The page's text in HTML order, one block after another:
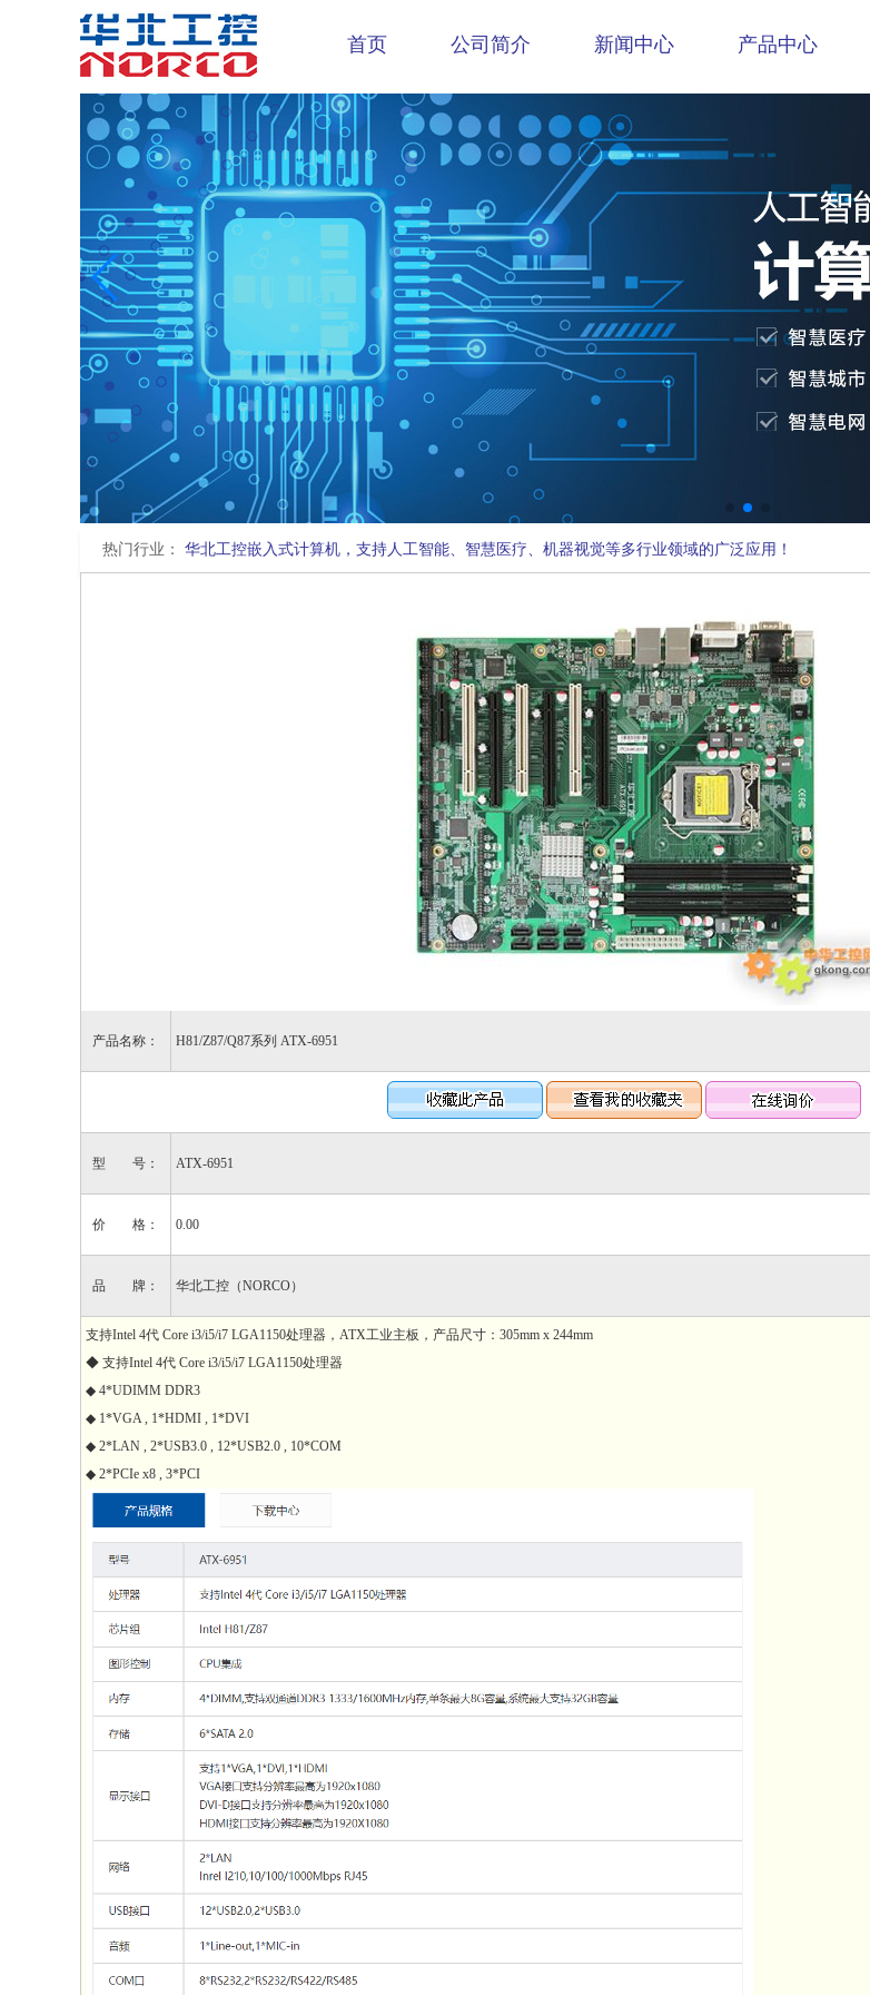
首页 公司简介 新闻中心 产品中心
热门行业： 华北工控嵌入式计算机，支持人工智能、智慧医疗、机器视觉等多行业领域的广泛应用！
产品名称： H81/Z87/Q87系列 ATX-6951
型 号： ATX-6951
价 格： 0.00
品 牌： 华北工控（NORCO）
支持Intel 4代 Core i3/i5/i7 LGA1150处理器，ATX工业主板，产品尺寸：305mm x 244mm
◆ 支持Intel 4代 Core i3/i5/i7 LGA1150处理器
◆ 4*UDIMM DDR3
◆ 1*VGA , 1*HDMI , 1*DVI
◆ 2*LAN , 2*USB3.0 , 12*USB2.0 , 10*COM
◆ 2*PCIe x8 , 3*PCI